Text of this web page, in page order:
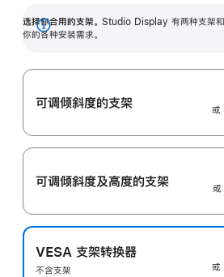
选择你合用的支架。 Studio Display 有两种支架和
你的各种安装需求。
展
可调倾斜度的支架
或
可调倾斜度及高‍度的支‍架
VESA 支架转换器
不含支架
或